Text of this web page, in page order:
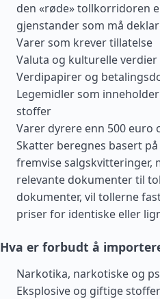
den «røde» tollkorridoren
gjenstander som må
Varer som krever tillatelse
Valuta og kulturelle verdier
Verdipapirer og
Legemidler som
stoffer
Varer dyrere enn 500 euro
Skatter beregnes basert
fremvise salgskvitteringer,
relevante dokumenter til
dokumenter, vil tollerne
priser for identiske eller
Hva er forbudt å
Narkotika, narkotiske og
Eksplosive og giftige